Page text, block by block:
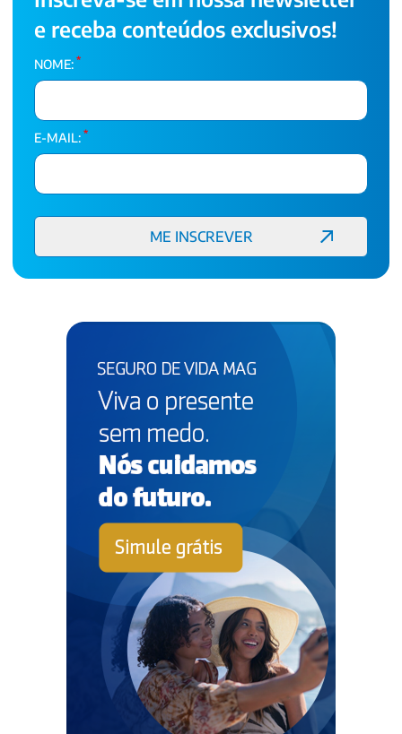
e receba conteúdos exclusivos!
NOME: *
E-MAIL: *